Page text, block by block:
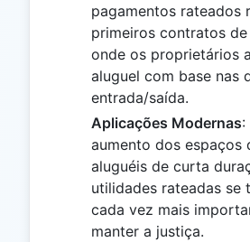
pagamentos rateados
primeiros contratos de
onde os proprietários
aluguel com base nas
entrada/saída.
Aplicações Modernas:
aumento dos espaços
aluguéis de curta
utilidades rateadas se
cada vez mais
manter a justiça.